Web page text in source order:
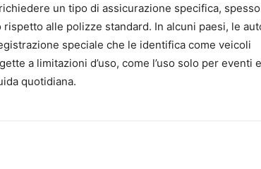
un tipo di assicurazione specifica, spesso
alle polizze standard. In alcuni paesi, le
speciale che le identifica come veicoli
a limitazioni d’uso, come l’uso solo per eventi e
quotidiana.